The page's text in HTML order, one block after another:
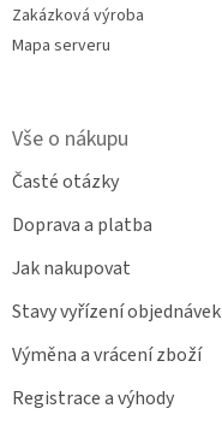
Zakázková výroba
Mapa serveru
Vše o nákupu
Časté otázky
Doprava a platba
Jak nakupovat
Stavy vyřízení objednávek
Výměna a vrácení zboží
Registrace a výhody